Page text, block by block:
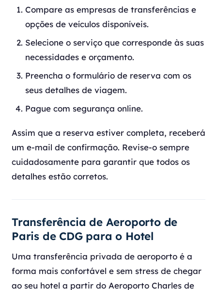
Compare as empresas de transferências e
opções de veículos disponíveis.
Selecione o serviço que corresponde às suas
necessidades e orçamento.
Preencha o formulário de reserva com os
seus detalhes de viagem.
Pague com segurança online.
Assim que a reserva estiver completa, receberá
um e-mail de confirmação. Revise-o sempre
cuidadosamente para garantir que todos os
detalhes estão corretos.
Transferência de Aeroporto de
Paris de CDG para o Hotel
Uma transferência privada de aeroporto é a
forma mais confortável e sem stress de chegar
ao seu hotel a partir do Aeroporto Charles de